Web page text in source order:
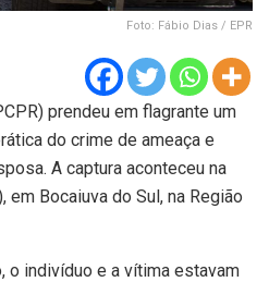
Foto: Fábio Dias / EPR
prendeu em flagrante um
do crime de ameaça e
A captura aconteceu na
Bocaiuva do Sul, na Região
o indivíduo e a vítima estavam